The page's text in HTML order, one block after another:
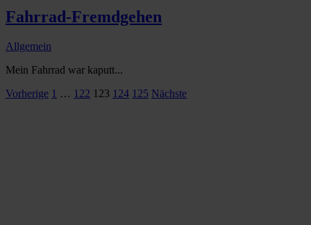
Fahrrad-Fremdgehen
Allgemein
Mein Fahrrad war kaputt...
Seitennummerierung
Vorherige 1 … 122 123 124 125 Nächste